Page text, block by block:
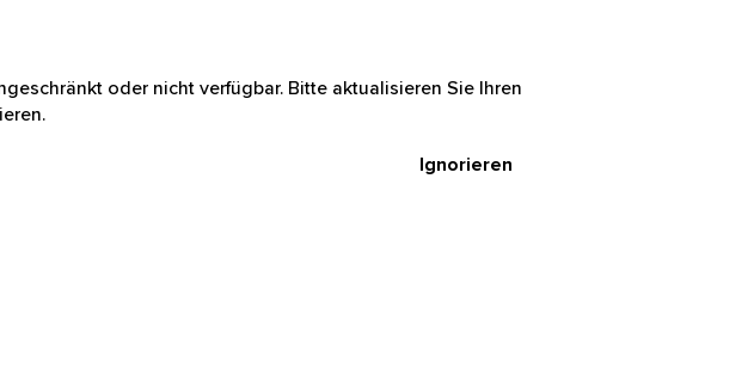
oder nicht verfügbar. Bitte aktualisieren Sie Ihren
Ignorieren